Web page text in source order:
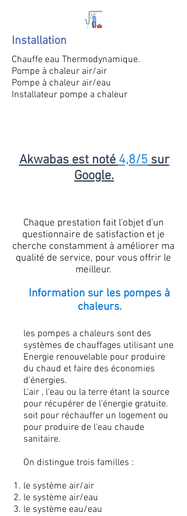
Installation
Chauffe eau Thermodynamique.
Pompe à chaleur air/air
Pompe à chaleur air/eau
Installateur pompe a chaleur
Akwabas est noté 4,8/5 sur
Google.
Chaque prestation fait l'objet d'un
questionnaire de satisfaction et je
cherche constamment à améliorer ma
qualité de service, pour vous offrir le
meilleur.
Information sur les pompes à
chaleurs.
les pompes a chaleurs sont des
systèmes de chauffages utilisant une
Energie renouvelable pour produire
du chaud et faire des économies
d'énergies.
L'air , l'eau ou la terre étant la source
pour récupérer de l'énergie gratuite.
soit pour réchauffer un logement ou
pour produire de l'eau chaude
sanitaire.
On distingue trois familles :
le système air/air
le système air/eau
le système eau/eau